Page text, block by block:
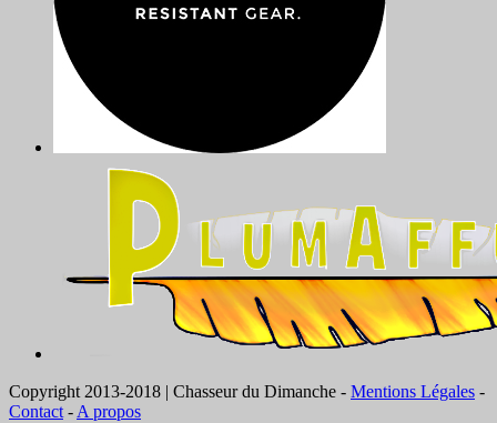
Copyright 2013-2018 | Chasseur du Dimanche - Mentions Légales -
Contact - A propos